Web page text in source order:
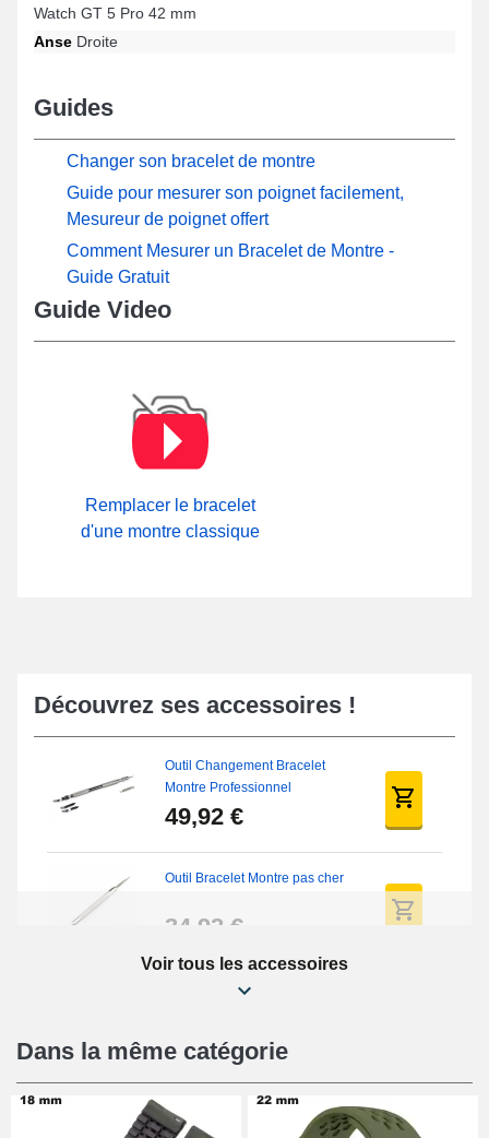
Watch GT 5 Pro 42 mm
Anse Droite
Guides
Changer son bracelet de montre
Guide pour mesurer son poignet facilement,
Mesureur de poignet offert
Comment Mesurer un Bracelet de Montre -
Guide Gratuit
Guide Video
Remplacer le bracelet
d'une montre classique
Découvrez ses accessoires !
Outil Changement Bracelet
Montre Professionnel
49,92 €
Outil Bracelet Montre pas cher
34,92 €
Kit Réparation Montre Débutant
16,90 €
Pied à Coulisse Numérique
Voir tous les accessoires
Dans la même catégorie